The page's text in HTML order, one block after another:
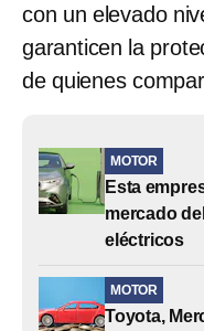
con un elevado
garanticen la
de quienes
MOTOR
Esta
mercado
eléctricos
MOTOR
Toyota,